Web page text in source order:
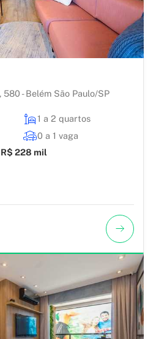
580 - Belém São Paulo/SP
1 a 2 quartos
0 a 1 vaga
R$ 228 mil